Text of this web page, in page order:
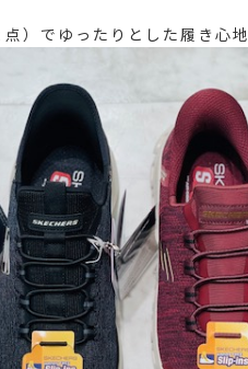
）でゆったりとした履き心地